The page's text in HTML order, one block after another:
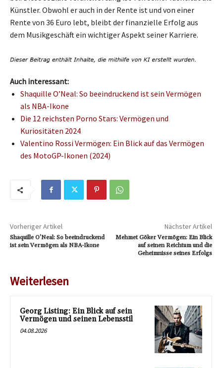
Künstler. Obwohl er auch in der Rente ist und von einer
Rente von 36 Euro lebt, bleibt der finanzielle Erfolg aus
dem Musikgeschäft ein wichtiger Aspekt seiner Karriere.
Auch interessant:
Shaquille O’Neal: So beeindruckend ist sein Vermögen
als NBA-Ikone
Die 12 reichsten Porno Stars: Vermögen und
Kuriositäten 2024
Valentino Rossi Vermögen: Ein Blick auf das Vermögen
des MotoGP-Ikonen (2024)
Vorheriger Artikel
Shaquille O’Neal: So beeindruckend
ist sein Vermögen als NBA-Ikone
Nächster Artikel
Mehmet Göker Vermögen: Ein Blick
auf seinen Reichtum und die
Geheimnisse seines Erfolgs
Weiterlesen
Georg Listing: Ein Blick auf sein
Vermögen und seinen Lebensstil
04.08.2026